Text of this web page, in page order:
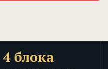
4 блока